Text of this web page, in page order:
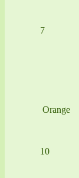
7
Orange
10